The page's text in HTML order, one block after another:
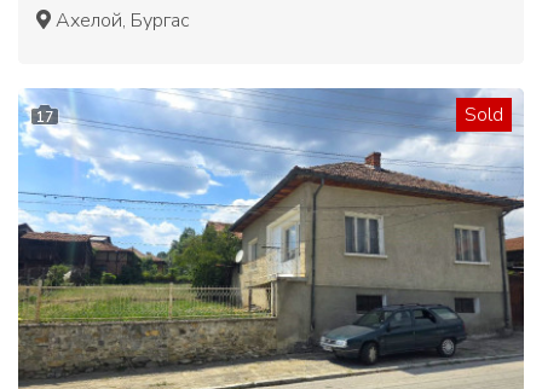
Ахелой, Бургас
17 Sold